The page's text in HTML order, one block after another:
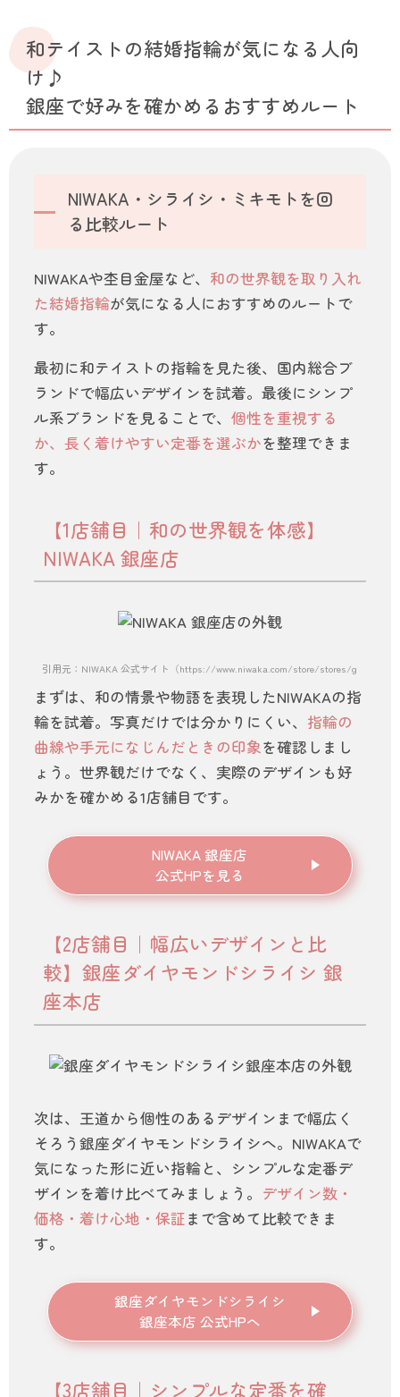
和テイストの結婚指輪が気になる人向
け♪
銀座で好みを確かめるおすすめルート
NIWAKA・シライシ・ミキモトを回
る比較ルート
NIWAKAや杢目金屋など、 和の世界観を取り入れ
た結婚指輪が気になる人におすすめのルートで
す。
最初に和テイストの指輪を見た後、国内総合ブ
ランドで幅広いデザインを試着。最後にシンプ
ル系ブランドを見ることで、個性を重視する
か、長く着けやすい定番を選ぶかを整理できま
す。
【1店舗目｜和の世界観を体感】
NIWAKA 銀座店
引用元：NIWAKA 公式サイト（https://www.niwaka.com/store/stores/ginza.html
まずは、和の情景や物語を表現したNIWAKAの指
輪を試着。写真だけでは分かりにくい、 指輪の
曲線や手元になじんだときの印象を確認しまし
ょう。世界観だけでなく、実際のデザインも好
みかを確かめる1店舗目です。
NIWAKA 銀座店
公式HPを見る
【2店舗目｜幅広いデザインと比
較】銀座ダイヤモンドシライシ 銀
座本店
次は、王道から個性のあるデザインまで幅広く
そろう銀座ダイヤモンドシライシへ。NIWAKAで
気になった形に近い指輪と、シンプルな定番デ
ザインを着け比べてみましょう。 デザイン数・
価格・着け心地・保証まで含めて比較できま
す。
銀座ダイヤモンドシライシ
銀座本店 公式HPへ
【3店舗目｜シンプルな定番を確